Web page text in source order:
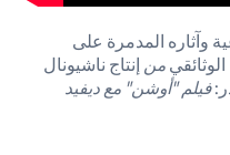
المدمرة على
من إنتاج ناشيونال
"أوشن" مع ديفيد